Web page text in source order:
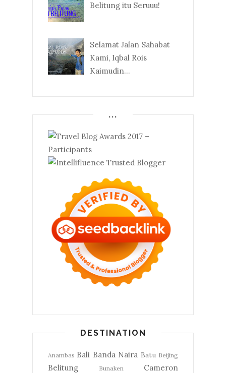
Belitung itu Seruuu!
Selamat Jalan Sahabat
Kami, Iqbal Rois
Kaimudin...
...
DESTINATION
Anambas Bali Banda Naira Batu Beijing
Belitung Bunaken
Cameron